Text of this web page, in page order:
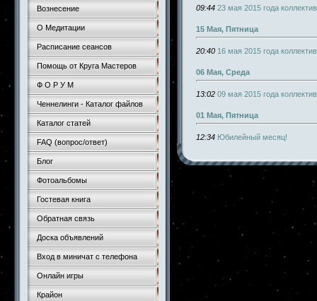
Вознесение
О Медитации
Расписание сеансов
Помощь от Круга Мастеров
Ф О Р У М
Ченнелинги - Каталог файлов
Каталог статей
FAQ (вопрос/ответ)
Блог
Фотоальбомы
Гостевая книга
Обратная связь
Доска объявлений
Вход в миничат с телефона
Онлайн игры
Крайон
09:44 23 мая 2015 года
15 Мая, Пятница
20:40 16 мая 2015 года
06 Мая, Среда
13:02 09 мая 2015 года
01 Мая, Пятница
12:34 Юбилейный месяц!